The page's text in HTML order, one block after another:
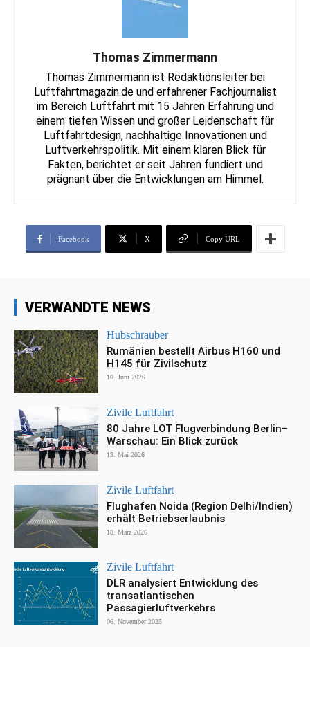
Thomas Zimmermann
Thomas Zimmermann ist Redaktionsleiter bei
Luftfahrtmagazin.de und erfahrener Fachjournalist
im Bereich Luftfahrt mit 15 Jahren Erfahrung und
einem tiefen Wissen und großer Leidenschaft für
Luftfahrtdesign, nachhaltige Innovationen und
Luftverkehrspolitik. Mit einem klaren Blick für
Fakten, berichtet er seit Jahren fundiert und
prägnant über die Entwicklungen am Himmel.
Facebook X Copy URL
VERWANDTE NEWS
Hubschrauber
Rumänien bestellt Airbus H160 und
H145 für Zivilschutz
10. Juni 2026
Zivile Luftfahrt
80 Jahre LOT Flugverbindung Berlin–
Warschau: Ein Blick zurück
13. Mai 2026
Zivile Luftfahrt
Flughafen Noida (Region Delhi/Indien)
erhält Betriebserlaubnis
18. März 2026
Zivile Luftfahrt
DLR analysiert Entwicklung des
transatlantischen
Passagierluftverkehrs
06. November 2025